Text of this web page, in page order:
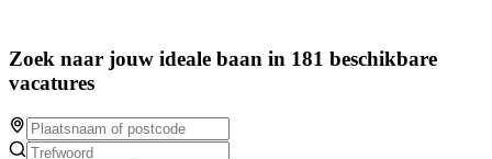
Zoek naar jouw ideale baan in 181 beschikbare
vacatures